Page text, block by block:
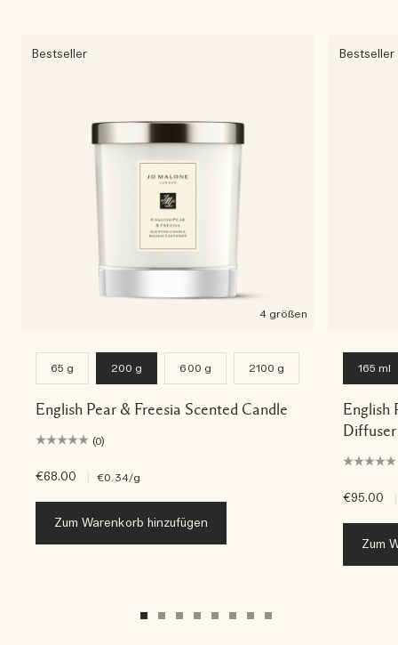
Bestseller
4 größen
65 g 200 g 600 g 2100 g
English Pear & Freesia Scented Candle
(0)
€68.00 €0.34/g
Zum Warenkorb hinzufügen
Bestseller
165 ml
English
Diffuser
€95.00
Zum